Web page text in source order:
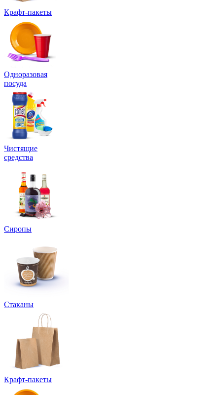
Крафт-пакеты
Одноразовая
посуда
Чистящие
средства
Сиропы
Стаканы
Крафт-пакеты